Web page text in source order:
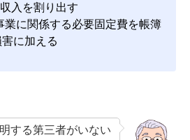
入を割り出す
に関係する必要固定費を帳簿
に加える
する第三者がいない